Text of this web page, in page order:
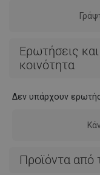
Ερωτήσεις
κοινότητα
Δεν υπάρχουν
Προϊόντα από